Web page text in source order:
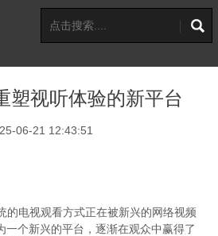
塑视听体验的新平台
06-21 12:43:51
的电视观看方式正在被新兴的网络视频
一个新兴的平台，逐渐在观众中赢得了